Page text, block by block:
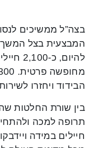
בצה”ל ממשיכים
המבצעית בצל המשך
הבידוד ויחזרו
בין שורת החלטות
תרופה למכה
חיילים במידה